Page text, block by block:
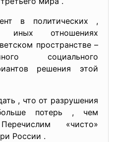
в политических ,
иных отношениях
пространстве –
социального
решения этой
, что от разрушения
потерь , чем
«чисто»
России .